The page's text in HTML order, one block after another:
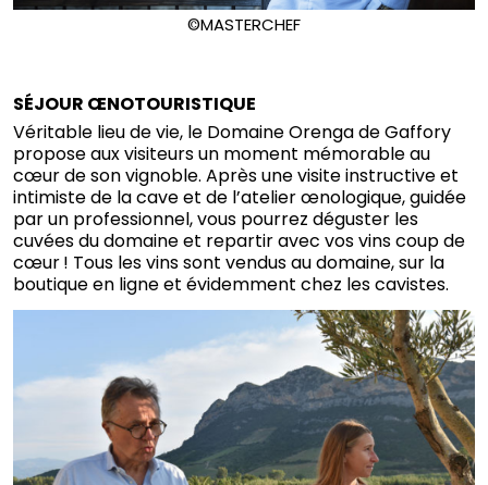
©MASTERCHEF
SÉJOUR ŒNOTOURISTIQUE
Véritable lieu de vie, le Domaine Orenga de Gaffory
propose aux visiteurs un moment mémorable au
cœur de son vignoble. Après une visite instructive et
intimiste de la cave et de l’atelier œnologique, guidée
par un professionnel, vous pourrez déguster les
cuvées du domaine et repartir avec vos vins coup de
cœur ! Tous les vins sont vendus au domaine, sur la
boutique en ligne et évidemment chez les cavistes.